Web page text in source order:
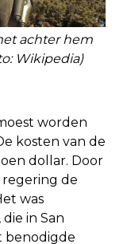
achter hem
Wikipedia)
worden
kosten van de
dollar. Door
regering de
was
in San
benodigde